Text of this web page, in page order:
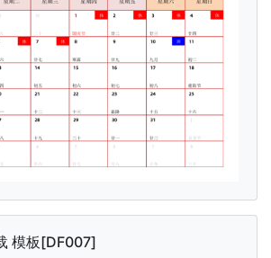
模板[DF007]